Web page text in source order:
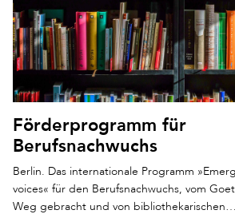
Förderprogramm für
Berufsnachwuchs
Berlin. Das internationale Programm
voices« für den Berufsnachwuchs, vom
Weg gebracht und von bibliothekarischen…